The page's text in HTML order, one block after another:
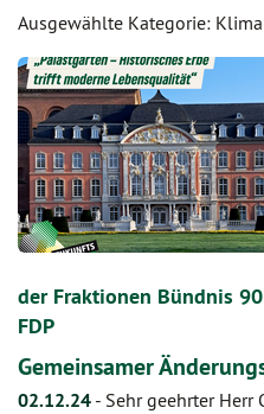
Ausgewählte Kategorie: Klima
der Fraktionen Bündnis
FDP
Gemeinsamer
02.12.24 - Sehr geehrter Herr